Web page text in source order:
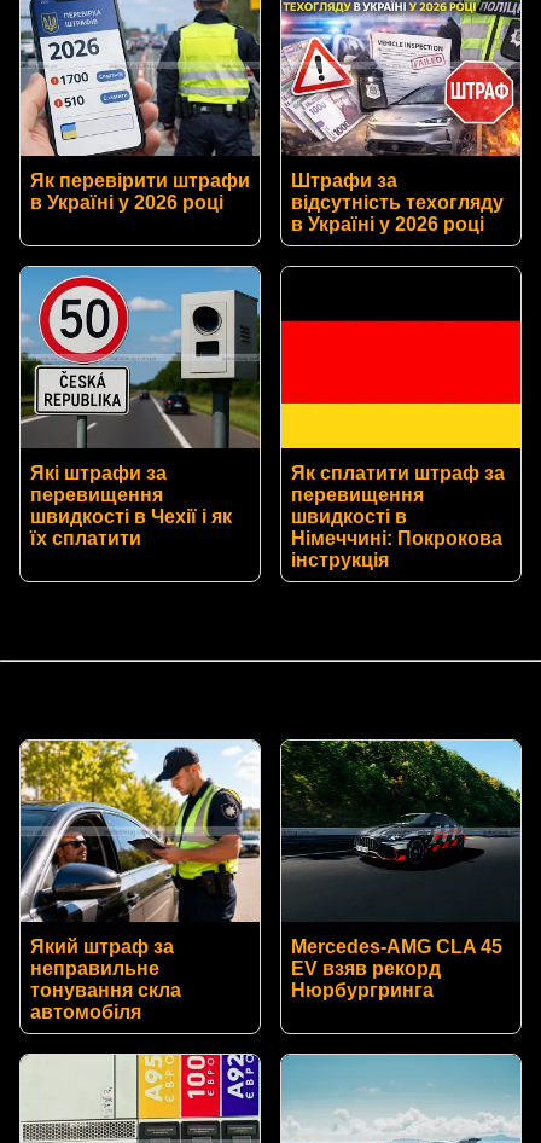
Як перевірити штрафи
в Україні у 2026 році
Штрафи за
відсутність техогляду
в Україні у 2026 році
Які штрафи за
перевищення
швидкості в Чехії і як
їх сплатити
Як сплатити штраф за
перевищення
швидкості в
Німеччині: Покрокова
інструкція
Який штраф за
неправильне
тонування скла
автомобіля
Mercedes-AMG CLA 45
EV взяв рекорд
Нюрбургринга